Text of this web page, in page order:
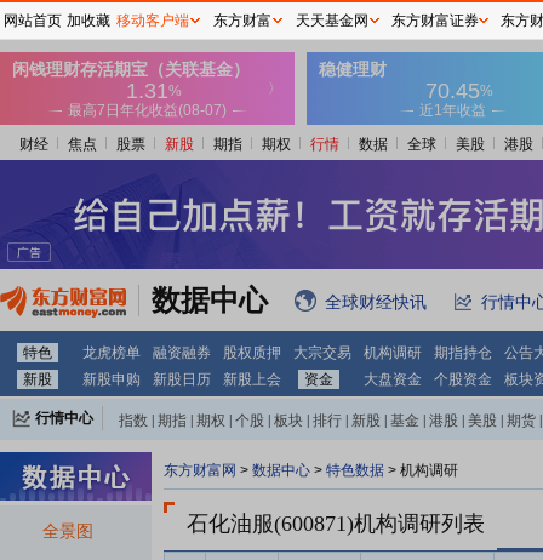
财经 焦点 股票 新股 期指 期权 行情 数据 全球 美股 港股
数据中心 全球财经快讯 行情中
特色 龙虎榜单 融资融券 股权质押 大宗交易 机构调研 期指持仓
公告
新股
新股申购 新股日历 新股上会 资金 大盘资金 个股资金 板块
行情中心 指数 期指 期权 个股 板块 排行 新股 基金 港股 美股 期货
全景图
东方财富网 > 数据中心 > 特色数据 > 机构调研
石化油服(600871)机构调研列表
网站首页 加收藏 移动客户端 东方财富 天天基金网 东方财富证券 东方